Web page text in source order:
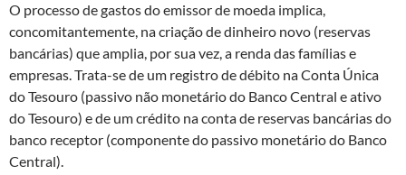
O processo de gastos do emissor de moeda implica,
concomitantemente, na criação de dinheiro novo (reservas
bancárias) que amplia, por sua vez, a renda das famílias e
empresas. Trata-se de um registro de débito na Conta Única
do Tesouro (passivo não monetário do Banco Central e ativo
do Tesouro) e de um crédito na conta de reservas bancárias do
banco receptor (componente do passivo monetário do Banco
Central).